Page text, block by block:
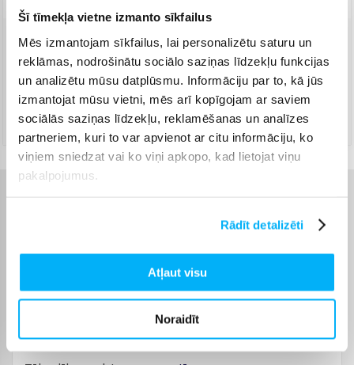
Šī tīmekļa vietne izmanto sīkfailus
Mēs izmantojam sīkfailus, lai personalizētu saturu un
reklāmas, nodrošinātu sociālo saziņas līdzekļu funkcijas
un analizētu mūsu datplūsmu. Informāciju par to, kā jūs
izmantojat mūsu vietni, mēs arī kopīgojam ar saviem
sociālās saziņas līdzekļu, reklamēšanas un analīzes
partneriem, kuri to var apvienot ar citu informāciju, ko
viņiem sniedzat vai ko viņi apkopo, kad lietojat viņu
pakalpojumus.
Rādīt detalizēti
Atļaut visu
Noraidīt
Venipak Kurjers 8,99 €
Apmaksā pilnu summu skaidrā naudā piegādes brīdī.
Augusts 10d. - Augusts 11d.
DPD kurjers ( 9,99 €)
Augusts 10d. - Augusts 11d.
Jā